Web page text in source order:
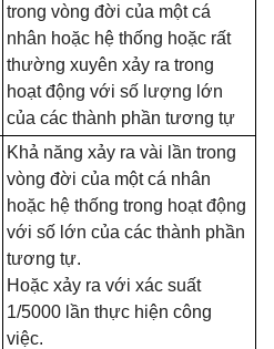
trong vòng đời của một cá
nhân hoặc hệ thống hoặc rất
thường xuyên xảy ra trong
hoạt động với số lượng lớn
của các thành phần tương tự
Khả năng xảy ra vài lần trong
vòng đời của một cá nhân
hoặc hệ thống trong hoạt động
với số lớn của các thành phần
tương tự.
Hoặc xảy ra với xác suất
1/5000 lần thực hiện công
việc.